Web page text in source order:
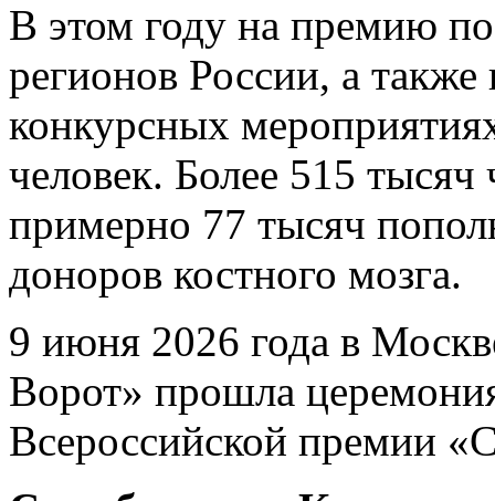
В этом году на премию
регионов России, а
конкурсных
человек. Более 515
примерно 77 тысяч
доноров костного мозга.
9 июня 2026 года в
Ворот» прошла
Всероссийской премии